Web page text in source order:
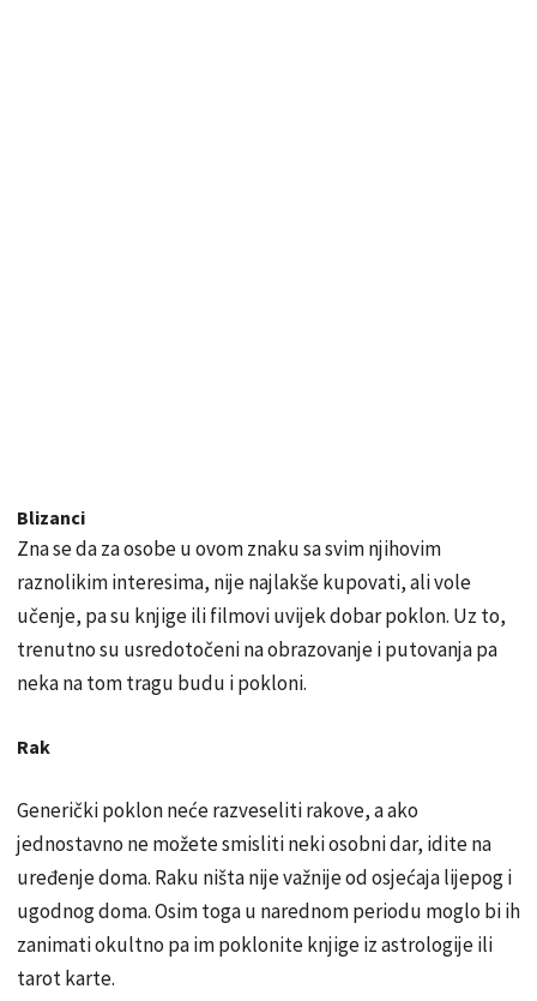
Blizanci
Zna se da za osobe u ovom znaku sa svim njihovim
raznolikim interesima, nije najlakše kupovati, ali vole
učenje, pa su knjige ili filmovi uvijek dobar poklon. Uz to,
trenutno su usredotočeni na obrazovanje i putovanja pa
neka na tom tragu budu i pokloni.
Rak
Generički poklon neće razveseliti rakove, a ako
jednostavno ne možete smisliti neki osobni dar, idite na
uređenje doma. Raku ništa nije važnije od osjećaja lijepog i
ugodnog doma. Osim toga u narednom periodu moglo bi ih
zanimati okultno pa im poklonite knjige iz astrologije ili
tarot karte.